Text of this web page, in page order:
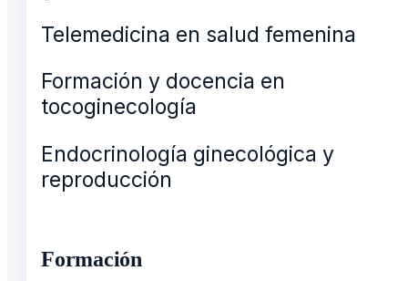
Telemedicina en salud femenina
Formación y docencia en
tocoginecología
Endocrinología ginecológica y
reproducción
Formación